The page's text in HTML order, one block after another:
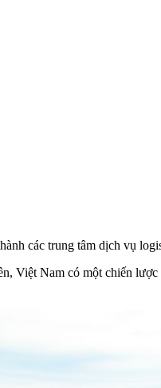
các trung tâm dịch vụ
Nam có một chiến